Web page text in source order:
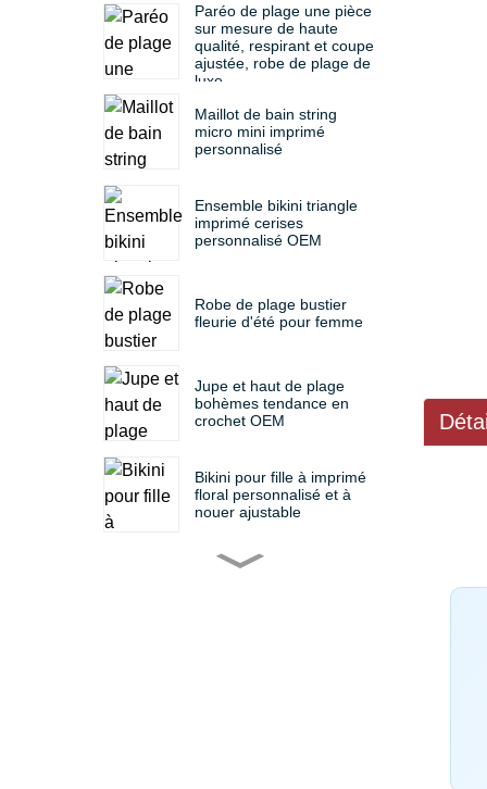
Paréo de plage une pièce
sur mesure de haute
qualité, respirant et coupe
ajustée, robe de plage de
luxe
Maillot de bain string
micro mini imprimé
personnalisé
Ensemble bikini triangle
imprimé cerises
personnalisé OEM
Robe de plage bustier
fleurie d'été pour femme
Jupe et haut de plage
bohèmes tendance en
crochet OEM
Bikini pour fille à imprimé
floral personnalisé et à
nouer ajustable
Ensemble bikini deux